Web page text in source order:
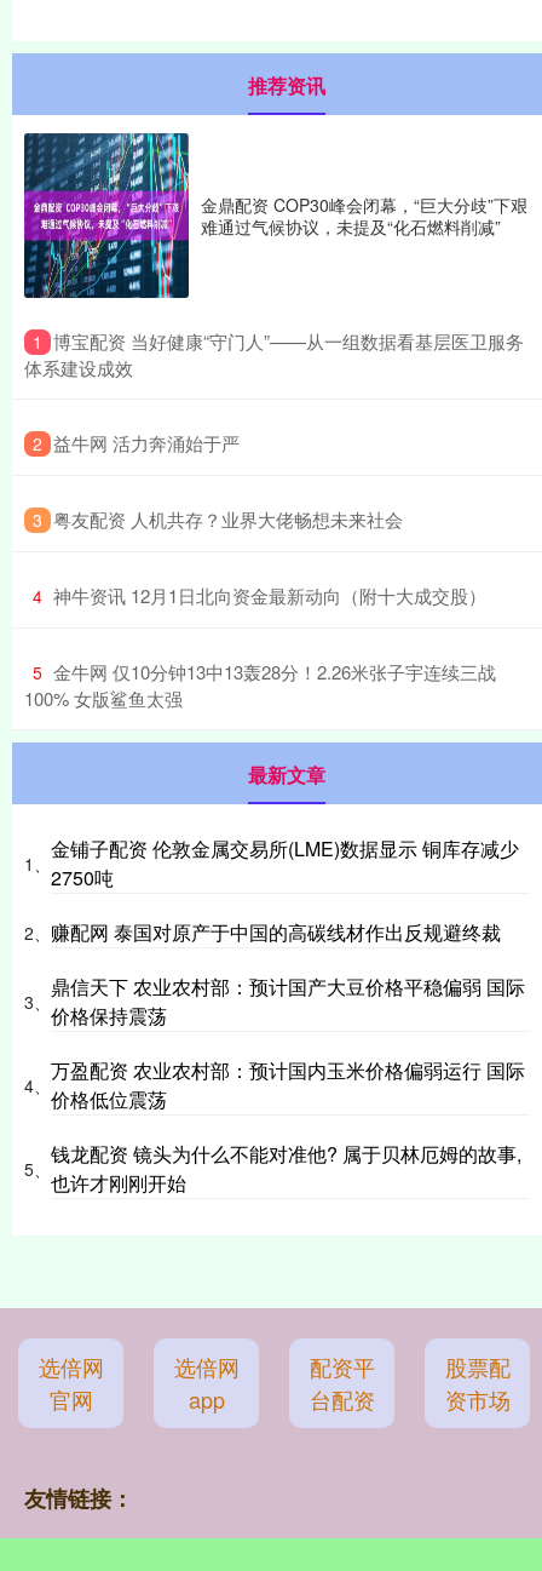
推荐资讯
金鼎配资 COP30峰会闭幕，“巨大分歧”下艰
难通过气候协议，未提及“化石燃料削减”
1 ​博宝配资 当好健康“守门人”——从一组数据看基层医卫服务
体系建设成效
2 ​益牛网 活力奔涌始于严
3 ​粤友配资 人机共存？业界大佬畅想未来社会
4 ​神牛资讯 12月1日北向资金最新动向（附十大成交股）
5 ​金牛网 仅10分钟13中13轰28分！2.26米张子宇连续三战
100% 女版鲨鱼太强
最新文章
1、
金铺子配资 伦敦金属交易所(LME)数据显示 铜库存减少
2750吨
2、 赚配网 泰国对原产于中国的高碳线材作出反规避终裁
3、
鼎信天下 农业农村部：预计国产大豆价格平稳偏弱 国际
价格保持震荡
4、
万盈配资 农业农村部：预计国内玉米价格偏弱运行 国际
价格低位震荡
5、
钱龙配资 镜头为什么不能对准他? 属于贝林厄姆的故事,
也许才刚刚开始
选倍网
官网
选倍网
app
配资平
台配资
股票配
资市场
友情链接：